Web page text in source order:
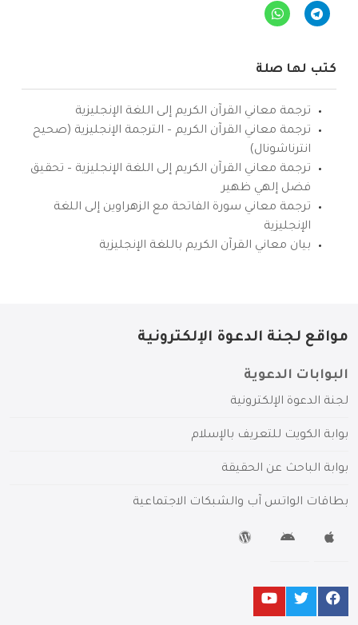
كتب لها صلة
ترجمة معاني القرآن الكريم إلى اللغة الإنجليزية
ترجمة معاني القرآن الكريم – الترجمة الإنجليزية (صحيح
انترناشونال)
ترجمة معاني القرآن الكريم إلى اللغة الإنجليزية – تحقيق
فضل إلهي ظهير
ترجمة معاني سورة الفاتحة مع الزهراوين إلى اللغة
الإنجليزية
بيان معاني القرآن الكريم باللغة الإنجليزية
مواقع لجنة الدعوة الإلكترونية
البوابات الدعوية
لجنة الدعوة الإلكترونية
بوابة الكويت للتعريف بالإسلام
بوابة الباحث عن الحقيقة
بطاقات الواتس آب والشبكات الاجتماعية